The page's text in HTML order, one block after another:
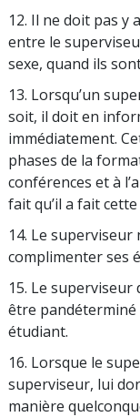
12. Il ne doit pas y
entre le
sexe, quand ils
13. Lorsqu’un
soit, il doit en
immédiatement.
phases de la
conférences et à
fait qu’il a fait
14. Le
complimenter ses
15. Le
être
étudiant.
16. Lorsque le
superviseur, lui
manière